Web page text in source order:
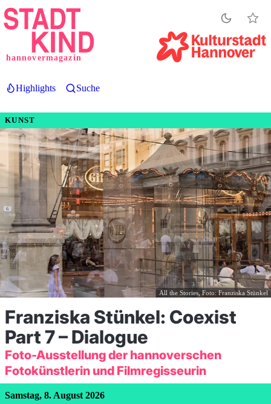
Direkt
zum
hannovermagazin
Highlights Suche
KUNST
All the Stories, Foto: Franziska Stünkel
Franziska Stünkel: Coexist
Part 7 – Dialogue
Foto-Ausstellung der hannoverschen
Fotokünstlerin und Filmregisseurin
Samstag, 8. August 2026